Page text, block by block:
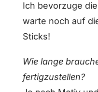
Ich bevorzuge
warte noch auf
Sticks!
Wie lange
fertigzustellen?